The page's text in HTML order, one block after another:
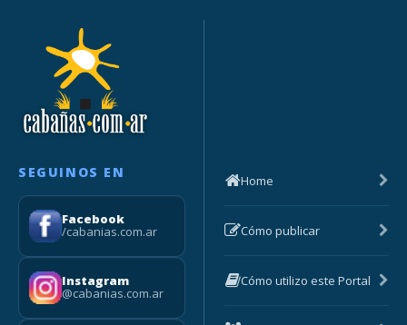
SEGUINOS EN
Facebook
/cabanias.com.ar
Instagram
@cabanias.com.ar
Home
Cómo publicar
Cómo utilizo este Portal